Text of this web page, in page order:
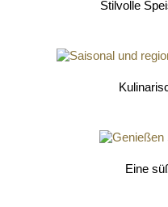
Stilvolle
Eine